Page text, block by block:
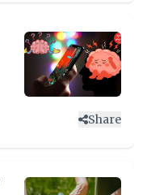
Share